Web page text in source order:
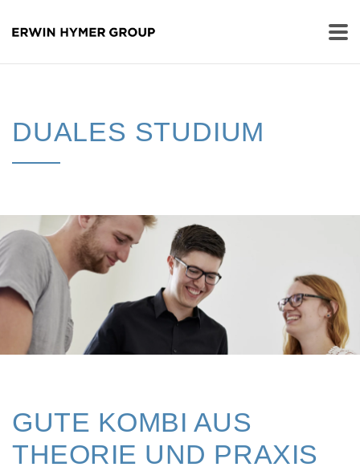
DUALES STUDIUM
GUTE KOMBI AUS
THEORIE UND PRAXIS